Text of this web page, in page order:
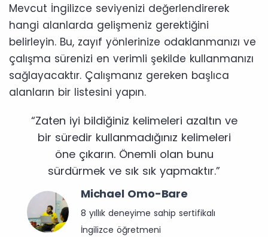
Mevcut İngilizce seviyenizi değerlendirerek
hangi alanlarda gelişmeniz gerektiğini
belirleyin. Bu, zayıf yönlerinize odaklanmanızı ve
çalışma sürenizi en verimli şekilde kullanmanızı
sağlayacaktır. Çalışmanız gereken başlıca
alanların bir listesini yapın.
“Zaten iyi bildiğiniz kelimeleri azaltın ve
bir süredir kullanmadığınız kelimeleri
öne çıkarın. Önemli olan bunu
sürdürmek ve sık sık yapmaktır.”
Michael Omo-Bare
8 yıllık deneyime sahip sertifikalı
İngilizce öğretmeni